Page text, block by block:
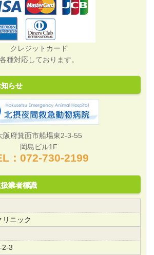
クレジットカード
各種対応しております。
らせ
阪府箕面市船場東2-3-55
岡島ビル1F
：072‐730‐2199
業者標識
リニック
2-3